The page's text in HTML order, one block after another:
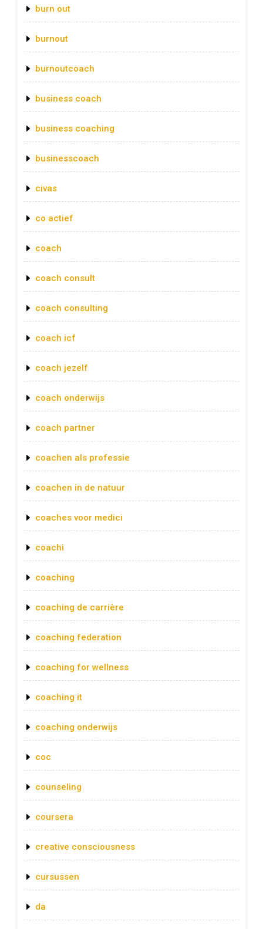
burn out
burnout
burnoutcoach
business coach
business coaching
businesscoach
civas
co actief
coach
coach consult
coach consulting
coach icf
coach jezelf
coach onderwijs
coach partner
coachen als professie
coachen in de natuur
coaches voor medici
coachi
coaching
coaching de carrière
coaching federation
coaching for wellness
coaching it
coaching onderwijs
coc
counseling
coursera
creative consciousness
cursussen
da